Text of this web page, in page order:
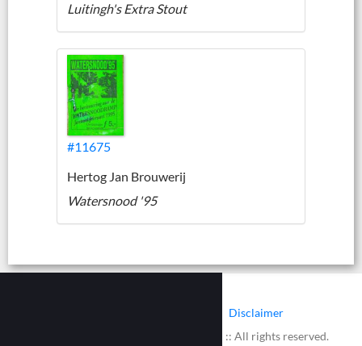
Luitingh's Extra Stout
#11675
Hertog Jan Brouwerij
Watersnood '95
Disclaimer
© 2002 - 2026 :: www.bieretiketten.nl :: All rights reserved.